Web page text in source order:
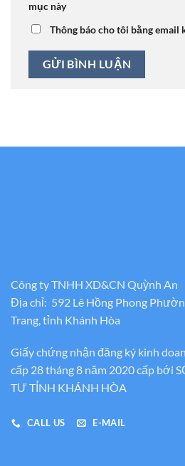
mục này
Thông báo cho tôi bằng email
Công ty TNHH XD&CN Quỳnh An
Địa chỉ: 592 Lê Hồng Phong
Trang, tỉnh Khánh Hòa
Giấy chứng nhận đăng ký kinh
cấp 28 tháng 8 năm 2020 cấp bới
TƯ TỈNH KHÁNH HÒA
CALL US E-MAIL